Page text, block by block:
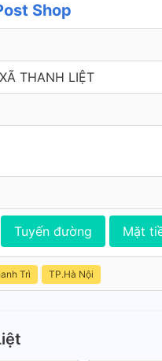
Shop
THANH LIỆT
Tuyến đường Mặt
Trì TP.Hà Nội